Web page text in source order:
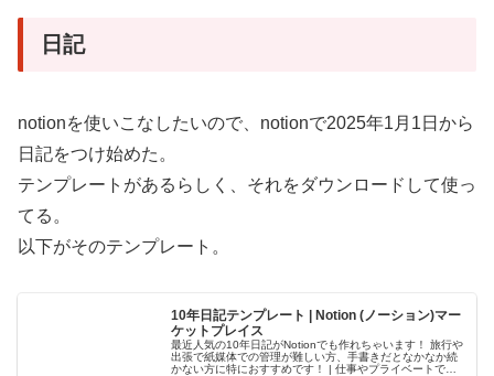
日記
notionを使いこなしたいので、notionで2025年1月1日から
日記をつけ始めた。
テンプレートがあるらしく、それをダウンロードして使っ
てる。
以下がそのテンプレート。
10年日記テンプレート | Notion (ノーション)マー
ケットプレイス
最近人気の10年日記がNotionでも作れちゃいます！ 旅行や
出張で紙媒体での管理が難しい方、手書きだとなかなか続
かない方に特におすすめです！ | 仕事やプライベートでの